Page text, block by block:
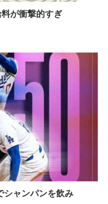
が衝撃的すぎ
シャンパンを飲み